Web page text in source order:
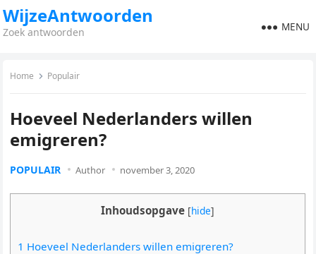
WijzeAntwoorden
Zoek antwoorden MENU
Home Populair
Hoeveel Nederlanders willen
emigreren?
POPULAIR Author november 3, 2020
Inhoudsopgave [hide]
1 Hoeveel Nederlanders willen emigreren?